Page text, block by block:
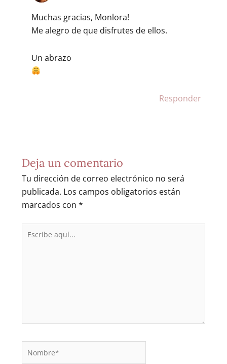
Muchas gracias, Monlora!
Me alegro de que disfrutes de ellos.
Un abrazo
Responder
Deja un comentario
Tu dirección de correo electrónico no será
publicada. Los campos obligatorios están
marcados con *
Escribe
Nombre*